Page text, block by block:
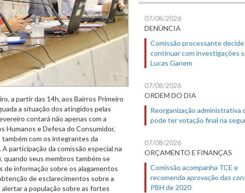
a partir das 14h, aos Bairros Primeiro
a situação dos atingidos pelas
contará não apenas com a
Humanos e Defesa do Consumidor,
também com os integrantes da
participação da comissão especial na
seus membros também se
informação sobre os alagamentos
de esclarecimentos sobre a
a população sobre as fortes
07/08/2026
DENÚNCIA
Comissão processante decide
continuar com investigações
Lucas Ganem
07/08/2026
ORDEM DO DIA
Reorganização administrativa
pode ter votação final na
07/08/2026
ORÇAMENTO E FINANÇAS
Comissão acompanha TCE e
recomenda aprovação das
PBH de 2020